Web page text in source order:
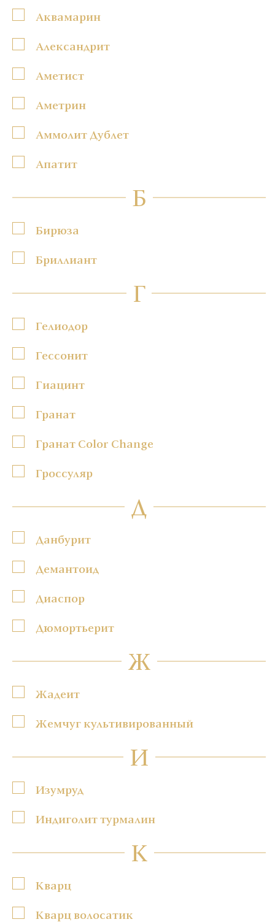
Аквамарин
Александрит
Аметист
Аметрин
Аммолит Дублет
Апатит
Б
Бирюза
Бриллиант
Г
Гелиодор
Гессонит
Гиацинт
Гранат
Гранат Color Change
Гроссуляр
Д
Данбурит
Демантоид
Диаспор
Дюмортьерит
Ж
Жадеит
Жемчуг культивированный
И
Изумруд
Индиголит турмалин
К
Кварц
Кварц волосатик